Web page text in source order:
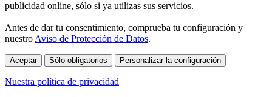
publicidad online, sólo si ya utilizas sus servicios.
Antes de dar tu consentimiento, comprueba tu configuración y
nuestro Aviso de Protección de Datos.
Aceptar Sólo obligatorios Personalizar la configuración
Nuestra política de privacidad